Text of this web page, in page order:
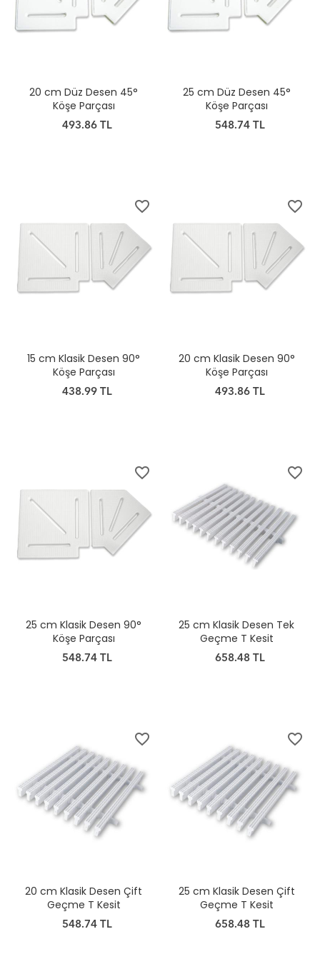
20 cm Düz Desen 45°
Köşe Parçası
493.86 TL
25 cm Düz Desen 45°
Köşe Parçası
548.74 TL
favorite_border
15 cm Klasik Desen 90°
Köşe Parçası
438.99 TL
favorite_border
20 cm Klasik Desen 90°
Köşe Parçası
493.86 TL
favorite_border
25 cm Klasik Desen 90°
Köşe Parçası
548.74 TL
favorite_border
25 cm Klasik Desen Tek
Geçme T Kesit
658.48 TL
favorite_border
20 cm Klasik Desen Çift
Geçme T Kesit
548.74 TL
favorite_border
25 cm Klasik Desen Çift
Geçme T Kesit
658.48 TL